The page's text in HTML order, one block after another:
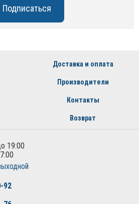
Доставка и оплата
Производители
Контакты
Возврат
19:00
92